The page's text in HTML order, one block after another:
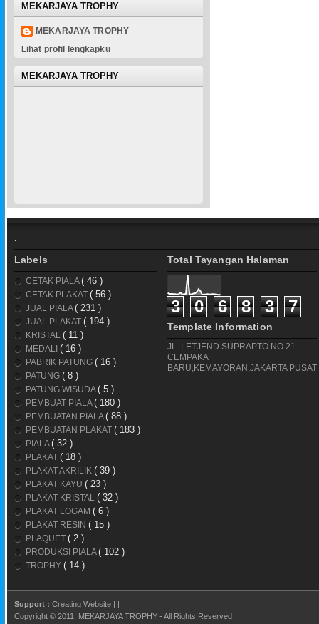
MEKARJAYA TROPHY
MEKARJAYA TROPHY
Lihat profil lengkapku
MEKARJAYA TROPHY
.
Labels
CETAK PIALA( 46 )
CETAK PLAKAT ( 56 )
JUAL PIALA( 231 )
JUAL PLAKAT ( 194 )
KRISTAL ( 11 )
MEDALI ( 16 )
PABRIK PATUNG ( 16 )
PATUNG ( 8 )
PATUNG WISUDA( 5 )
PEMBUAT PIALA( 180 )
PEMBUATAN PIALA( 88 )
PEMBUATAN PLAKAT ( 183 )
PIALA( 32 )
PLAKAT ( 18 )
PLAKAT AKRILIK ( 39 )
PLAKAT KAYU ( 23 )
PLAKAT KRISTAL ( 32 )
PLAKAT LOGAM ( 6 )
PLAKAT RESIN ( 15 )
PLAQUET ( 2 )
PRODUKSI PIALA( 102 )
TROPHY ( 14 )
Total Tayangan Halaman
3 0 6 8 3 7
Template Information
JL. LETJEND SUPRAPTO NO 21
CEMPAKA
BARU,KEMAYORAN,JAKARTA PUSAT
Support : Creating Website
Copyright © 2011.
MEKARJAYA TROPHY - All Rights Reserved